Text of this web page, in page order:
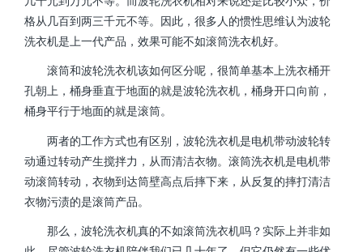
格从几百到两三千元不等。因此，很多人的惯性思维认为波轮
洗衣机是上一代产品，效果可能不如滚筒洗衣机好。
滚筒和波轮洗衣机该如何区分呢，很简单基本上洗衣桶开
孔朝上，桶身垂直于地面的就是波轮洗衣机，桶身开口向前，
桶身平行于地面的就是滚筒。
两者的工作方式也有区别，波轮洗衣机是电机带动波轮转
动通过转动产生搅拌力，从而清洁衣物。滚筒洗衣机是电机带
动滚筒转动，衣物到达筒壁高点后摔下来，从反复的摔打清洁
衣物污渍的是滚筒产品。
那么，波轮洗衣机真的不如滚筒洗衣机吗？实际上并非如